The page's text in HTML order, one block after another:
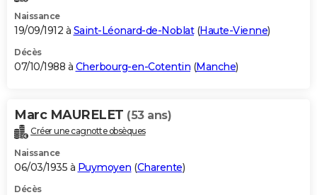
Naissance
19/09/1912 à Saint-Léonard-de-Noblat(Haute-Vienne)
Décès
07/10/1988 à Cherbourg-en-Cotentin (Manche)
Marc MAURELET (53 ans)
Créer une cagnotte obsèques
Naissance
06/03/1935 à Puymoyen (Charente)
Décès